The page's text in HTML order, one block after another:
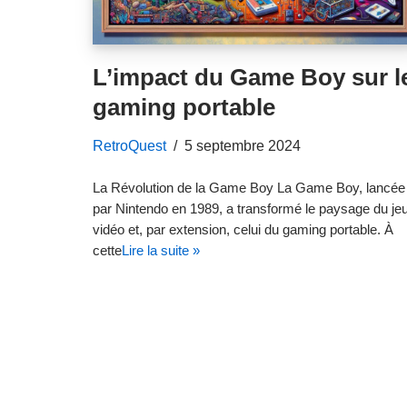
L’impact du Game Boy sur
gaming portable
RetroQuest 5 septembre 2024
La Révolution de la Game Boy La Game Boy, lancée
par Nintendo en 1989, a transformé le paysage du
vidéo et, par extension, celui du gaming portable. À
cetteLire la suite »